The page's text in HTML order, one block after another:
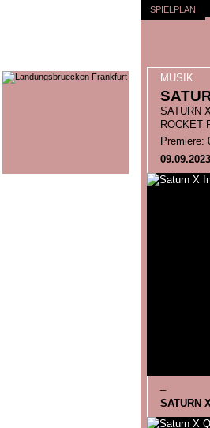
SPIELPLAN
MUSIK
SATURN
ROCKET
Premiere:
SATURN